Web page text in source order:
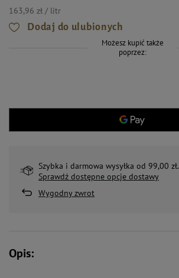
163,96 zł / litr
Dodaj do ulubionych
Możesz kupić także
poprzez:
Szybka i darmowa wysyłka od 99,00 zł.
Sprawdź dostępne opcje dostawy
Wygodny zwrot
Opis: